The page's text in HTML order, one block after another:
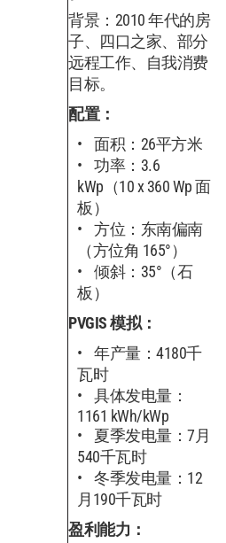
背景：2010 年代的房
子、四口之家、部分
远程工作、自我消费
目标。
配置：
面积：26平方米
功率：3.6
kWp（10 x 360 Wp 面
板）
方位：东南偏南
（方位角 165°）
倾斜：35°（石
板）
PVGIS 模拟：
年产量：4180千
瓦时
具体发电量：
1161 kWh/kWp
夏季发电量：7月
540千瓦时
冬季发电量：12
月190千瓦时
盈利能力：